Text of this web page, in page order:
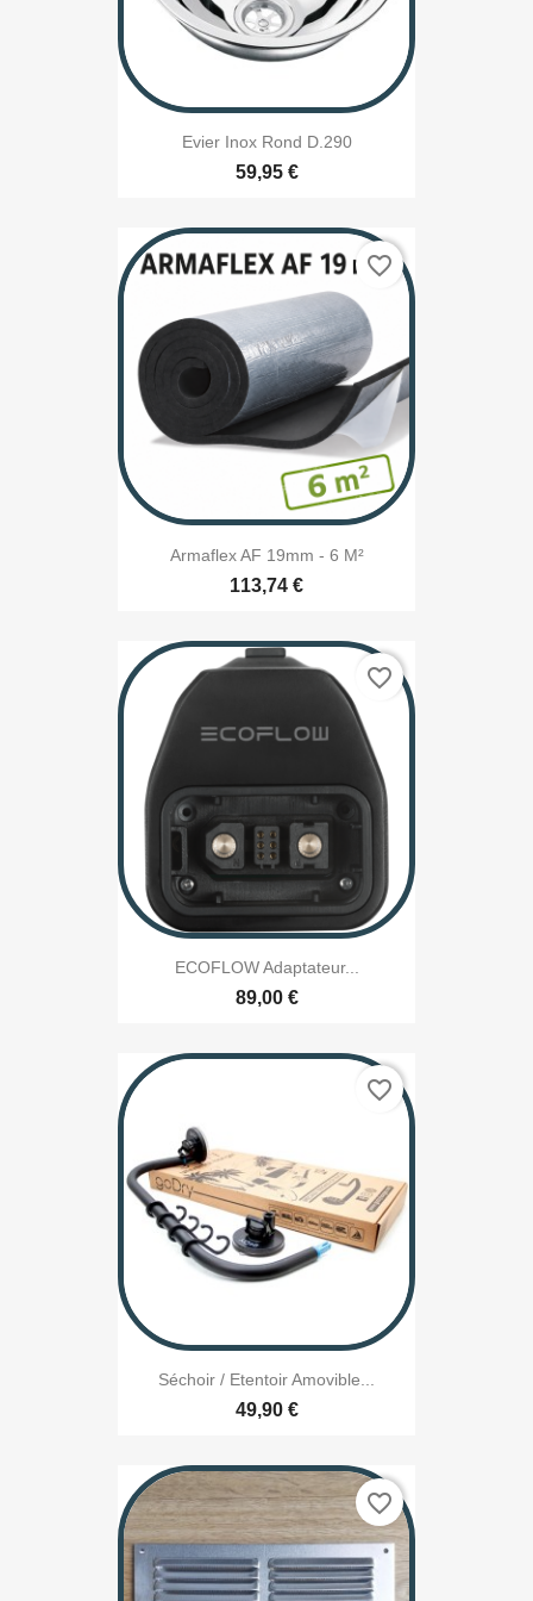
Evier Inox Rond D.290
59,95 €
Armaflex AF 19mm - 6 M²
113,74 €
favorite_border
ECOFLOW Adaptateur...
89,00 €
favorite_border
Séchoir / Etentoir Amovible...
49,90 €
favorite_border
favorite_border